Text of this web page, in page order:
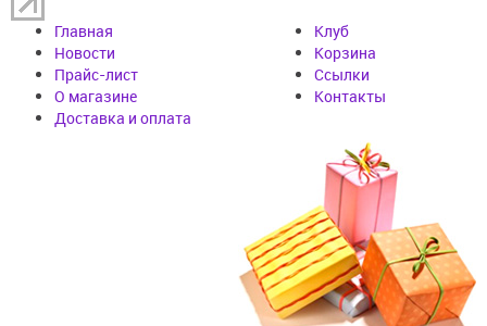
Главная
Новости
Прайс-лист
О магазине
Доставка и оплата
Клуб
Корзина
Cсылки
Контакты